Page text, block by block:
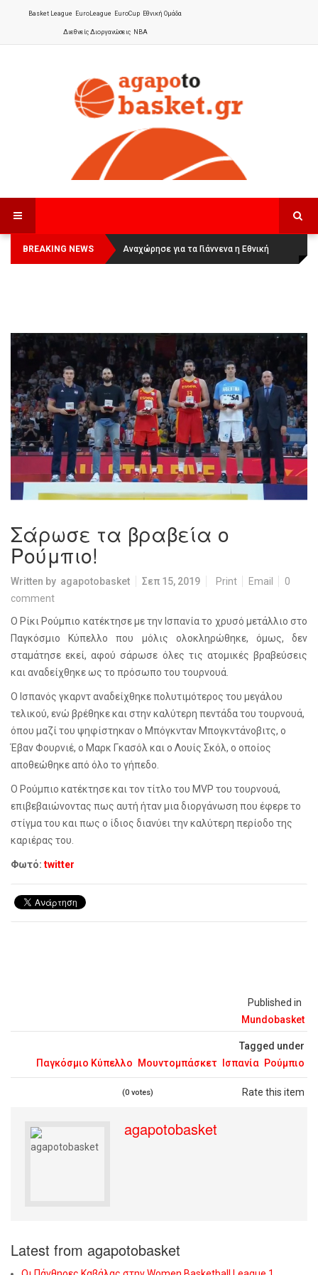
Basket League EuroLeague EuroCup Εθνική Ομάδα
Διεθνείς Διοργανώσεις NBA
BREAKING NEWS
Οι Πάνθηρες Καβάλας στην Women
Basketball League 1
Αναχώρησε για τα Γιάννενα η Εθνική
Γυναικών:
Σάρωσε τα βραβεία ο
Ρούμπιο!
Written by agapotobasket Σεπ 15, 2019 Print Email
0
comment
Published in
Mundobasket
Tagged under
Παγκόσμιο Κύπελλο
Μουντομπάσκετ Ισπανία Ρούμπιο
Rate this item
(0 votes)
Ο Ρίκι Ρούμπιο κατέκτησε με την Ισπανία το χρυσό μετάλλιο στο
Παγκόσμιο Κύπελλο που μόλις ολοκληρώθηκε, όμως, δεν
σταμάτησε εκεί, αφού σάρωσε όλες τις ατομικές βραβεύσεις
και αναδείχθηκε ως το πρόσωπο του τουρνουά.
Ο Ισπανός γκαρντ αναδείχθηκε πολυτιμότερος του μεγάλου
τελικού, ενώ βρέθηκε και στην καλύτερη πεντάδα του τουρνουά,
όπου μαζί του ψηφίστηκαν ο Μπόγκνταν Μπογκντάνοβιτς, ο
Έβαν Φουρνιέ, ο Μαρκ Γκασόλ και ο Λουίς Σκόλ, ο οποίος
αποθεώθηκε από όλο το γήπεδο.
Ο Ρούμπιο κατέκτησε και τον τίτλο του MVP του τουρνουά,
επιβεβαιώνοντας πως αυτή ήταν μια διοργάνωση που έφερε το
στίγμα του και πως ο ίδιος διανύει την καλύτερη περίοδο της
καριέρας του.
Φωτό: twitter
agapotobasket
Latest from agapotobasket